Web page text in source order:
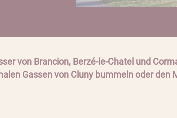
von Brancion, Berzé-le-Chatel und
Gassen von Cluny bummeln oder den